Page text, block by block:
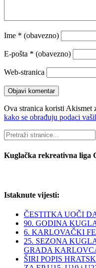
Ime * (obavezno)
E-pošta * (obavezno)
Web-stranica
Ova stranica koristi Akismet
kako se obrađuju podaci
Pretraži
Kuglačka rekreativna liga
Istaknute vijesti:
ČESTITKA UOČI
90. GODINA
6. KARLOVAČKI
25. SEZONA
GRADA
ŠIRI POPIS